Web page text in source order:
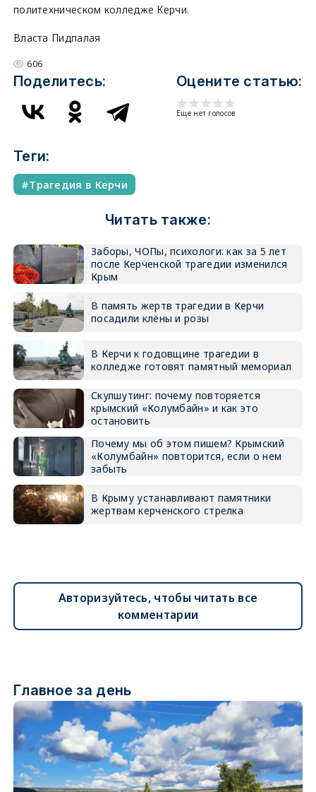
политехническом колледже Керчи.
Власта Пидпалая
606
Поделитесь: Оцените статью:
Еще нет голосов
Теги:
Трагедия в Керчи
Читать также:
Заборы, ЧОПы, психологи: как за 5 лет
после Керченской трагедии изменился
Крым
В память жертв трагедии в Керчи
посадили клёны и розы
В Керчи к годовщине трагедии в
колледже готовят памятный мемориал
Скулшутинг: почему повторяется
крымский «Колумбайн» и как это
остановить
Почему мы об этом пишем? Крымский
«Колумбайн» повторится, если о нем
забыть
В Крыму устанавливают памятники
жертвам керченского стрелка
Авторизуйтесь, чтобы читать все
комментарии
Главное за день